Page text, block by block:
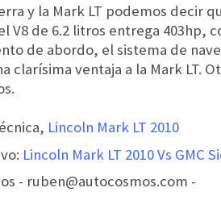
y la Mark LT podemos decir
V8 de 6.2 litros entrega 403hp,
de abordo, el sistema de
clarísima ventaja a la Mark LT.
Lincoln Mark LT 2010
Lincoln Mark LT 2010 Vs GMC
- ruben@autocosmos.com -